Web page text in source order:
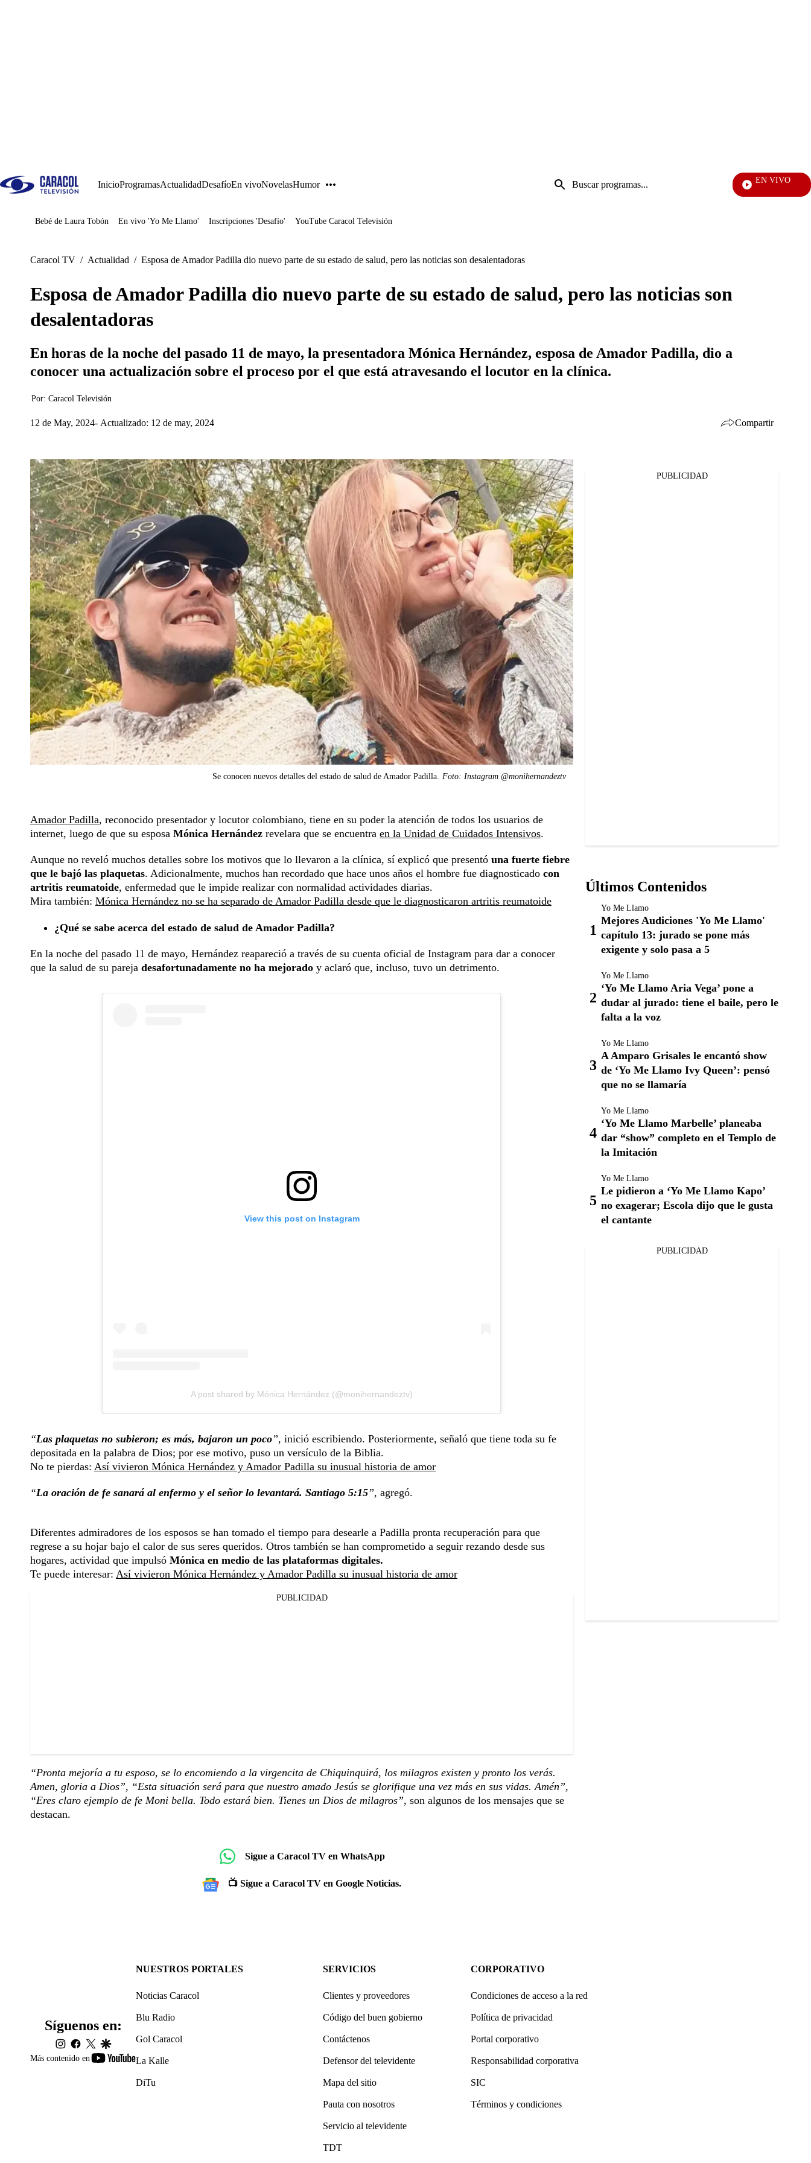
InicioProgramasActualidadDesafíoEn vivoNovelasHumor
Entrada
de
EN VIVO
Juegos
Bebé de Laura Tobón En vivo 'Yo Me Llamo' Inscripciones 'Desafío' YouTube Caracol Televisión
Caracol TV / Actualidad / Esposa de Amador Padilla dio nuevo parte de su estado de salud, pero las noticias son desalentadoras
Esposa de Amador Padilla dio nuevo parte de su estado de salud, pero las noticias son
desalentadoras
En horas de la noche del pasado 11 de mayo, la presentadora Mónica Hernández, esposa de Amador Padilla, dio a
conocer una actualización sobre el proceso por el que está atravesando el locutor en la clínica.
Por: Caracol Televisión
12 de May, 2024 Actualizado: 12 de may, 2024 Compartir
Facebook
Twitter
Whatsapp
Se conocen nuevos detalles del estado de salud de Amador Padilla. Foto: Instagram @monihernandeztv
Amador Padilla, reconocido presentador y locutor colombiano, tiene en su poder la atención de todos los usuarios de
internet, luego de que su esposa Mónica Hernández revelara que se encuentra en la Unidad de Cuidados Intensivos.
Aunque no reveló muchos detalles sobre los motivos que lo llevaron a la clínica, sí explicó que presentó una fuerte fiebre
que le bajó las plaquetas. Adicionalmente, muchos han recordado que hace unos años el hombre fue diagnosticado con
artritis reumatoide, enfermedad que le impide realizar con normalidad actividades diarias.
Mira también: Mónica Hernández no se ha separado de Amador Padilla desde que le diagnosticaron artritis reumatoide
¿Qué se sabe acerca del estado de salud de Amador Padilla?
En la noche del pasado 11 de mayo, Hernández reapareció a través de su cuenta oficial de Instagram para dar a conocer
que la salud de su pareja desafortunadamente no ha mejorado y aclaró que, incluso, tuvo un detrimento.
View this post on Instagram
A post shared by Mónica Hernández (@monihernandeztv)
“Las plaquetas no subieron; es más, bajaron un poco”, inició escribiendo. Posteriormente, señaló que tiene toda su fe
depositada en la palabra de Dios; por ese motivo, puso un versículo de la Biblia.
No te pierdas: Así vivieron Mónica Hernández y Amador Padilla su inusual historia de amor
“La oración de fe sanará al enfermo y el señor lo levantará. Santiago 5:15”, agregó.
Diferentes admiradores de los esposos se han tomado el tiempo para desearle a Padilla pronta recuperación para que
regrese a su hojar bajo el calor de sus seres queridos. Otros también se han comprometido a seguir rezando desde sus
hogares, actividad que impulsó Mónica en medio de las plataformas digitales.
Te puede interesar: Así vivieron Mónica Hernández y Amador Padilla su inusual historia de amor
PUBLICIDAD
“Pronta mejoría a tu esposo, se lo encomiendo a la virgencita de Chiquinquirá, los milagros existen y pronto los verás.
Amen, gloria a Dios”, “Esta situación será para que nuestro amado Jesús se glorifique una vez más en sus vidas. Amén”,
“Eres claro ejemplo de fe Moni bella. Todo estará bien. Tienes un Dios de milagros”, son algunos de los mensajes que se
destacan.
Sigue a Caracol TV en WhatsApp
📺 Sigue a Caracol TV en Google Noticias.
PUBLICIDAD
Últimos Contenidos
Yo Me Llamo
Mejores Audiciones 'Yo Me Llamo'
capítulo 13: jurado se pone más
exigente y solo pasa a 5
Yo Me Llamo
‘Yo Me Llamo Aria Vega’ pone a
dudar al jurado: tiene el baile, pero le
falta a la voz
Yo Me Llamo
A Amparo Grisales le encantó show
de ‘Yo Me Llamo Ivy Queen’: pensó
que no se llamaría
Yo Me Llamo
‘Yo Me Llamo Marbelle’ planeaba
dar “show” completo en el Templo de
la Imitación
Yo Me Llamo
Le pidieron a ‘Yo Me Llamo Kapo’
no exagerar; Escola dijo que le gusta
el cantante
PUBLICIDAD
Más contenido en
youtube-
Síguenos en:
instagram
facebook
twittergoogle
NUESTROS PORTALES
Noticias Caracol
Blu Radio
Gol Caracol
La Kalle
DiTu
SERVICIOS
Clientes y proveedores
Código del buen gobierno
Contáctenos
Defensor del televidente
Mapa del sitio
Pauta con nosotros
Servicio al televidente
TDT
CORPORATIVO
Condiciones de acceso a la red
Política de privacidad
Portal corporativo
Responsabilidad corporativa
SIC
Términos y condiciones